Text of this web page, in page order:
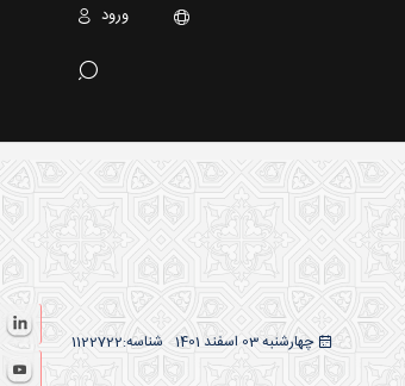
ورود
چهارشنبه 03 اسفند 1401 1122722شناسه: